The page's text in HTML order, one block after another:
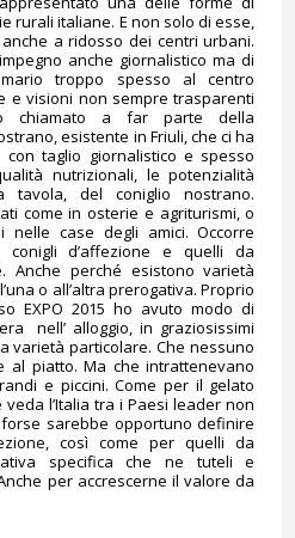
rurali italiane. E non solo di esse,
a ridosso dei centri urbani.
anche giornalistico ma di
troppo spesso al centro
e visioni non sempre trasparenti
chiamato a far parte della
esistente in Friuli, che ci ha
taglio giornalistico e spesso
nutrizionali, le potenzialità
del coniglio nostrano.
come in osterie e agriturismi, o
case degli amici. Occorre
d’affezione e quelli da
Anche perché esistono varietà
o all’altra prerogativa. Proprio
EXPO 2015 ho avuto modo di
nell’ alloggio, in graziosissimi
varietà particolare. Che nessuno
al piatto. Ma che intrattenevano
e piccini. Come per il gelato
l’Italia tra i Paesi leader non
sarebbe opportuno definire
così come per quelli da
specifica che ne tuteli e
per accrescerne il valore da